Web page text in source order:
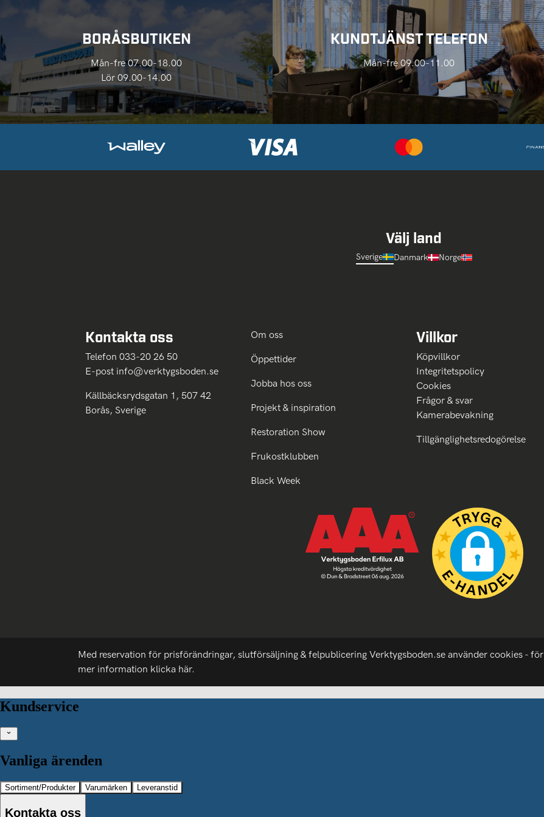
BORÅSBUTIKEN
Mån-fre 07.00-18.00
Lör 09.00-14.00
KUNDTJÄNST TELEFON
Mån-fre 09.00-11.00
Välj land
Sverige Danmark Norge
Kontakta oss
Telefon 033-20 26 50
E-post info@verktygsboden.se
Källbäcksrydsgatan 1, 507 42
Borås, Sverige
Om oss
Öppettider
Jobba hos oss
Projekt & inspiration
Restoration Show
Frukostklubben
Black Week
Villkor
Köpvillkor
Integritetspolicy
Cookies
Frågor & svar
Kamerabevakning
Tillgänglighetsredogörelse
Med reservation för prisförändringar, slutförsäljning & felpublicering Verktygsboden.se använder cookies - för
mer information klicka här.